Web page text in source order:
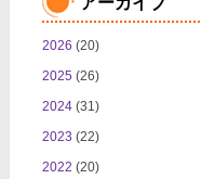
2026 (20)
2025 (26)
2024(31)
2023 (22)
2022 (20)